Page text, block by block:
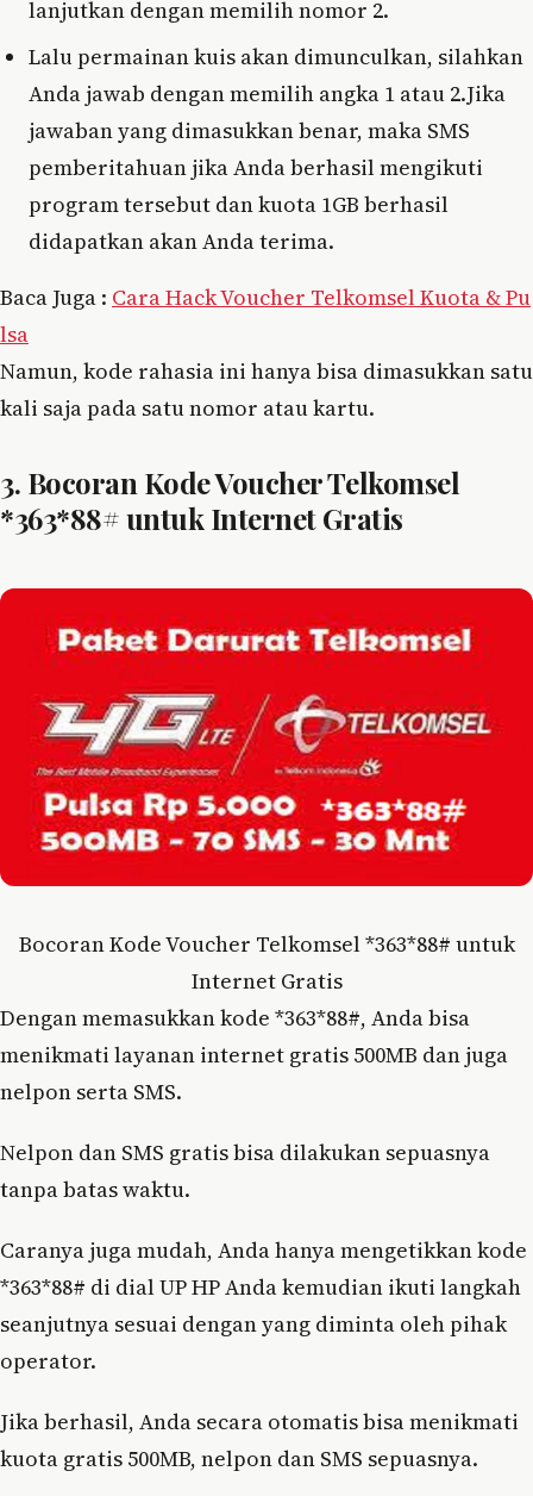
lanjutkan dengan memilih nomor 2.
Lalu permainan kuis akan dimunculkan, silahkan
Anda jawab dengan memilih angka 1 atau 2.Jika
jawaban yang dimasukkan benar, maka SMS
pemberitahuan jika Anda berhasil mengikuti
program tersebut dan kuota 1GB berhasil
didapatkan akan Anda terima.
Baca Juga : Cara Hack Voucher Telkomsel Kuota & Pu
lsa
Namun, kode rahasia ini hanya bisa dimasukkan satu
kali saja pada satu nomor atau kartu.
3. Bocoran Kode Voucher Telkomsel
*363*88# untuk Internet Gratis
Bocoran Kode Voucher Telkomsel *363*88# untuk
Internet Gratis
Dengan memasukkan kode *363*88#, Anda bisa
menikmati layanan internet gratis 500MB dan juga
nelpon serta SMS.
Nelpon dan SMS gratis bisa dilakukan sepuasnya
tanpa batas waktu.
Caranya juga mudah, Anda hanya mengetikkan kode
*363*88# di dial UP HP Anda kemudian ikuti langkah
seanjutnya sesuai dengan yang diminta oleh pihak
operator.
Jika berhasil, Anda secara otomatis bisa menikmati
kuota gratis 500MB, nelpon dan SMS sepuasnya.